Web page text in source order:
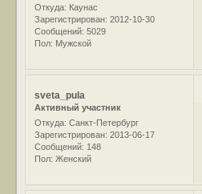
Откуда: Каунас
Зарегистрирован: 2012-10-30
Сообщений: 5029
Пол: Мужской
sveta_pula
Активный участник
Откуда: Санкт-Петербург
Зарегистрирован: 2013-06-17
Сообщений: 148
Пол: Женский